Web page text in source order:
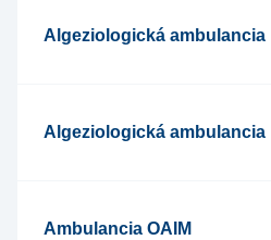
Algeziologická ambulancia
Algeziologická ambulancia
Ambulancia OAIM